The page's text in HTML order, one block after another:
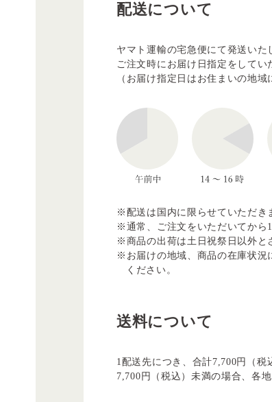
配送について
ヤマト運輸の宅急便にて発送い
ご注文時にお届け日指定をして
（お届け指定日はお住まいの地域
※配送は国内に限らせていただき
※通常、ご注文をいただいてから
※商品の出荷は土日祝祭日以外と
※お届けの地域、商品の在庫状況
ください。
送料について
1配送先につき、合計7,700円（税
7,700円（税込）未満の場合、各